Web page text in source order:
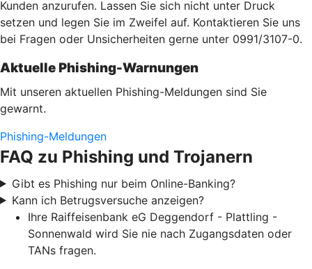
Kunden anzurufen. Lassen Sie sich nicht unter Druck
setzen und legen Sie im Zweifel auf. Kontaktieren Sie uns
bei Fragen oder Unsicherheiten gerne unter 0991/3107-0.
Aktuelle Phishing-Warnungen
Mit unseren aktuellen Phishing-Meldungen sind Sie
gewarnt.
Phishing-Meldungen
FAQ zu Phishing und Trojanern
Gibt es Phishing nur beim Online-Banking?
Kann ich Betrugsversuche anzeigen?
Ihre Raiffeisenbank eG Deggendorf - Plattling -
Sonnenwald wird Sie nie nach Zugangsdaten oder
TANs fragen.